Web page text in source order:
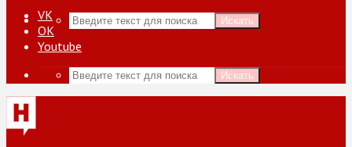
Искать
VK
ОК
Youtube
Искать